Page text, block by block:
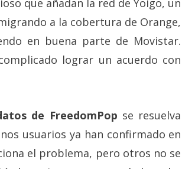
a la cobertura de Orange,
en buena parte de Movistar.
lograr un acuerdo con
de FreedomPop se resuelva
usuarios ya han confirmado en
el problema, pero otros no se